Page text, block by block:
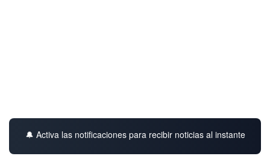
🔔 Activa las notificaciones para recibir noticias al instante